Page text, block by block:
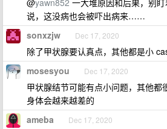
@yawn852 一大堆原因和后果，别
说，这没病也会被吓出病来……
sonxzjw Dec 17, 2020
除了甲状腺要认真点，其他都是小
mosesyou Dec 17, 2020
甲状腺结节可能有点小问题，其他都
身体会越来越差的
ameba Dec 17, 2020